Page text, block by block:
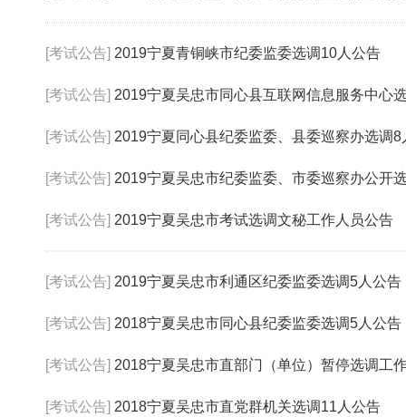
[考试公告] 2019宁夏青铜峡市纪委监委选调10人公告
[考试公告] 2019宁夏吴忠市同心县互联网信息服务中心
[考试公告] 2019宁夏同心县纪委监委、县委巡察办选调8
[考试公告] 2019宁夏吴忠市纪委监委、市委巡察办公开
[考试公告] 2019宁夏吴忠市考试选调文秘工作人员公告
[考试公告] 2019宁夏吴忠市利通区纪委监委选调5人公告
[考试公告] 2018宁夏吴忠市同心县纪委监委选调5人公告
[考试公告] 2018宁夏吴忠市直部门（单位）暂停选调工
[考试公告] 2018宁夏吴忠市直党群机关选调11人公告